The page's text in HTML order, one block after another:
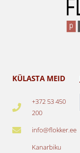
KÜLASTA MEID
+372 53 450
200
info@flokker.ee
Kanarbiku